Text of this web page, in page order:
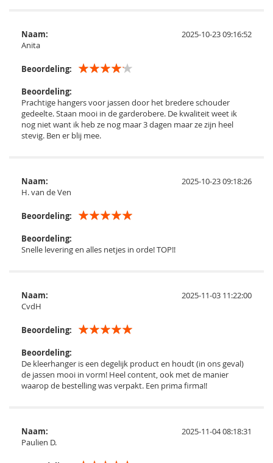
2025-10-23 09:16:52
Naam:
Anita
Beoordeling:
Beoordeling:
Prachtige hangers voor jassen door het bredere schouder
gedeelte. Staan mooi in de garderobere. De kwaliteit weet ik
nog niet want ik heb ze nog maar 3 dagen maar ze zijn heel
stevig. Ben er blij mee.
2025-10-23 09:18:26
Naam:
H. van de Ven
Beoordeling:
Beoordeling:
Snelle levering en alles netjes in orde! TOP!!
2025-11-03 11:22:00
Naam:
CvdH
Beoordeling:
Beoordeling:
De kleerhanger is een degelijk product en houdt (in ons geval)
de jassen mooi in vorm! Heel content, ook met de manier
waarop de bestelling was verpakt. Een prima firma!!
2025-11-04 08:18:31
Naam:
Paulien D.